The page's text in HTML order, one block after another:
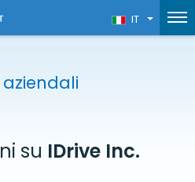
IT
su IDrive Inc.